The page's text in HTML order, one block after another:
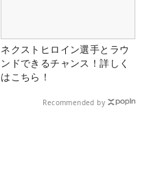
ネクストヒロイン選手とラウ
ンドできるチャンス！詳しく
はこちら！
Recommended by